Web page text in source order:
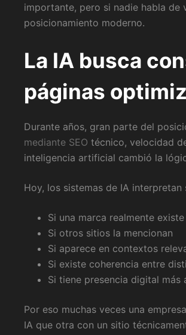
importante, pero si nadie habla
posicionamiento moderno.
La IA busca
páginas
Durante años, gran parte del
mediante SEO técnico, velocidad
inteligencia artificial cambió la
Hoy, los sistemas de IA interpretan
Si una marca realmente existe
Si otros sitios la mencionan
Si aparece en contextos
Si existe coherencia entre
Si tiene presencia digital más
Por eso muchas veces una
IA que otra con un sitio